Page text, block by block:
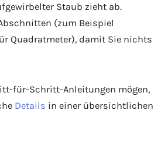
Staub zieht ab.
(zum Beispiel
Quadratmeter), damit Sie nichts
für-Schritt-Anleitungen mögen,
Details in einer übersichtlichen